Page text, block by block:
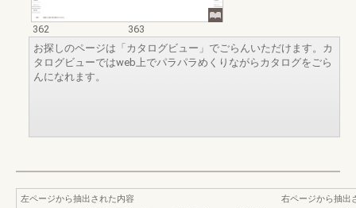
362
363
お探しのページは「カタログビュー」でごらんいただけます。カ
タログビューではweb上でパラパラめくりながらカタログをごら
んになれます。
左ページから抽出された内容
右ページから抽出